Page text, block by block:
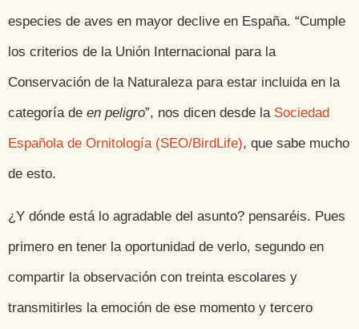
especies de aves en mayor declive en España. “Cumple
los criterios de la Unión Internacional para la
Conservación de la Naturaleza para estar incluida en la
categoría de en peligro”, nos dicen desde la Sociedad
Española de Ornitología (SEO/BirdLife), que sabe mucho
de esto.
¿Y dónde está lo agradable del asunto? pensaréis. Pues
primero en tener la oportunidad de verlo, segundo en
compartir la observación con treinta escolares y
transmitirles la emoción de ese momento y tercero